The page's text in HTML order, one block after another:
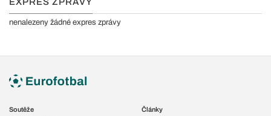
nenalezeny žádné expres zprávy
Soutěže
Články